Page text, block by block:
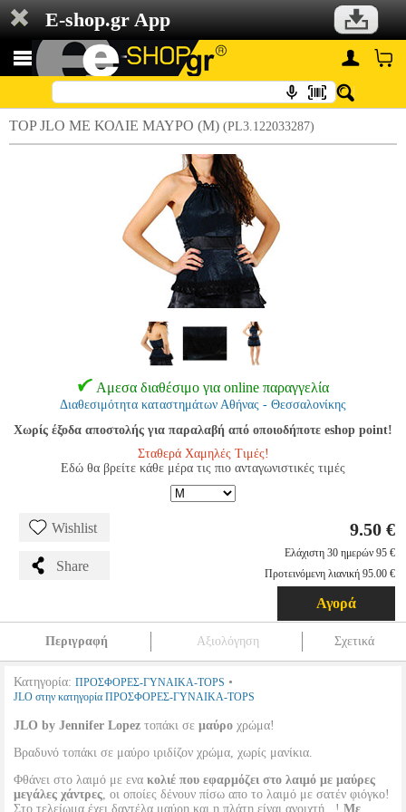
E-shop.gr App
TOP JLO ΜΕ ΚΟΛΙΕ ΜΑΥΡΟ (M) (PL3.122033287)
Αμεσα διαθέσιμο για online παραγγελία
Διαθεσιμότητα καταστημάτων Αθήνας - Θεσσαλονίκης
Χωρίς έξοδα αποστολής για παραλαβή από οποιοδήποτε eshop point!
Σταθερά Χαμηλές Τιμές!
Εδώ θα βρείτε κάθε μέρα τις πιο ανταγωνιστικές τιμές
Wishlist
Share
9.50 €
Ελάχιστη 30 ημερών 95 €
Προτεινόμενη λιανική 95.00 €
Αγορά
Περιγραφή Αξιολόγηση Σχετικά
Κατηγορία: ΠΡΟΣΦΟΡΕΣ-ΓΥΝΑΙΚΑ-TOPS •
JLO στην κατηγορία ΠΡΟΣΦΟΡΕΣ-ΓΥΝΑΙΚΑ-TOPS
JLO by Jennifer Lopez τοπάκι σε μαύρο χρώμα!
Βραδυνό τοπάκι σε μαύρο ιριδίζον χρώμα, χωρίς μανίκια.
Φθάνει στο λαιμό με ενα κολιέ που εφαρμόζει στο λαιμό με μαύρες
μεγάλες χάντρες, οι οποίες δένουν πίσω απο το λαιμό με σατέν φιόγκο!
Στο τελείωμα έχει δαντέλα μαύρη και η πλάτη είναι ανοιχτή...! Με